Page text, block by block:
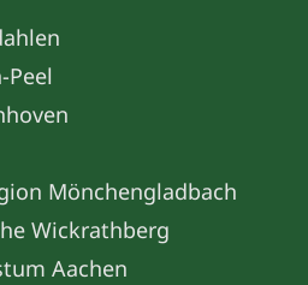
Peel
Mönchengladbach
Wickrathberg
Aachen